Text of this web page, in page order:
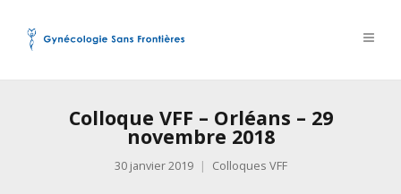
Colloque VFF – Orléans – 29
novembre 2018
30 janvier 2019 Colloques VFF